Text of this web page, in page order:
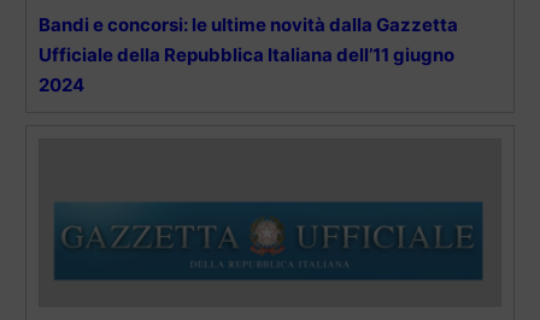
Bandi e concorsi: le ultime novità dalla Gazzetta
Ufficiale della Repubblica Italiana dell’11 giugno
2024